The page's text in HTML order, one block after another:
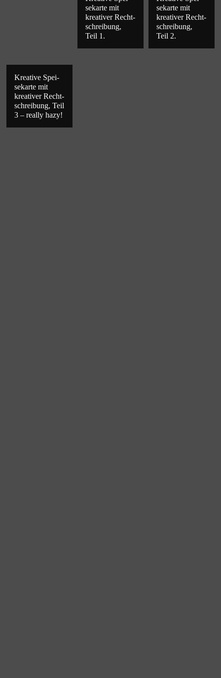
se­karte mit
krea­ti­ver Recht­
schrei­bung,
Teil 1.
se­karte mit
krea­ti­ver Recht­
schrei­bung,
Teil 2.
Krea­tive Spei­
se­karte mit
krea­ti­ver Recht­
schrei­bung, Teil
3 – really hazy!